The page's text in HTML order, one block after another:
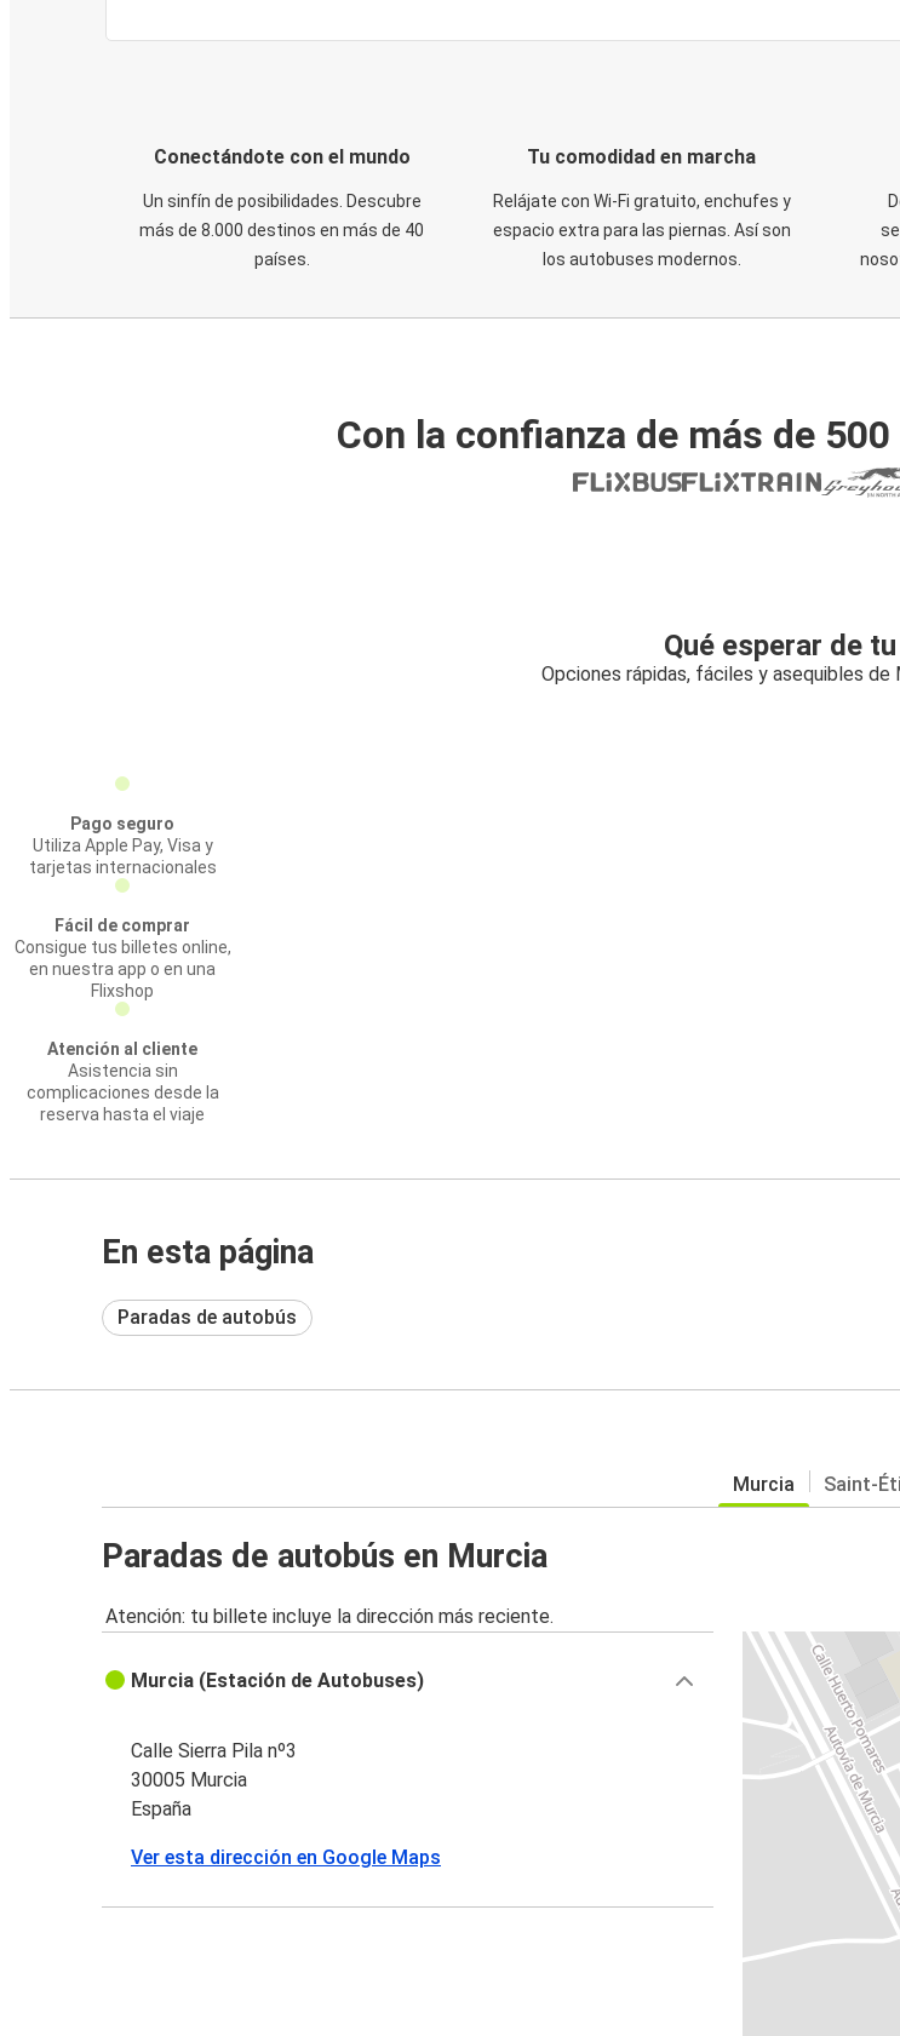
Conectándote con el mundo
Un sinfín de posibilidades. Descubre
más de 8.000 destinos en más de 40
países.
Tu comodidad en marcha
Relájate con Wi-Fi gratuito, enchufes y
espacio extra para las piernas. Así son
los autobuses modernos.
Con la confianza de más de
Qué esperar de
Opciones rápidas, fáciles y asequibles de
Pago seguro
Utiliza Apple Pay, Visa y
tarjetas internacionales
Fácil de comprar
Consigue tus billetes online,
en nuestra app o en una
Flixshop
Atención al cliente
Asistencia sin
complicaciones desde la
reserva hasta el viaje
En esta página
Paradas de autobús
Murcia Saint-
Paradas de autobús en Murcia
Atención: tu billete incluye la dirección más reciente.
Murcia (Estación de Autobuses)
Calle Sierra Pila nº3
30005 Murcia
España
Ver esta dirección en Google Maps